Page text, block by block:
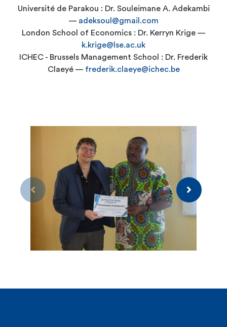
Université de Parakou : Dr. Souleimane A. Adekambi
— adeksoul@gmail.com
London School of Economics : Dr. Kerryn Krige —
k.krige@lse.ac.uk
ICHEC - Brussels Management School : Dr. Frederik
Claeyé — frederik.claeye@ichec.be